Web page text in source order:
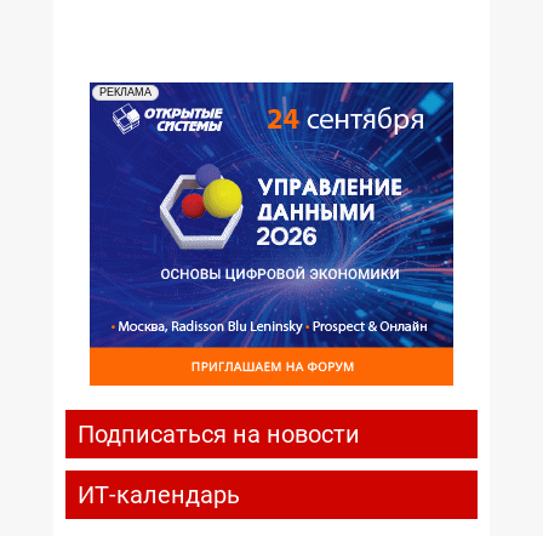
РЕКЛАМА
Подписаться на новости
ИТ-календарь